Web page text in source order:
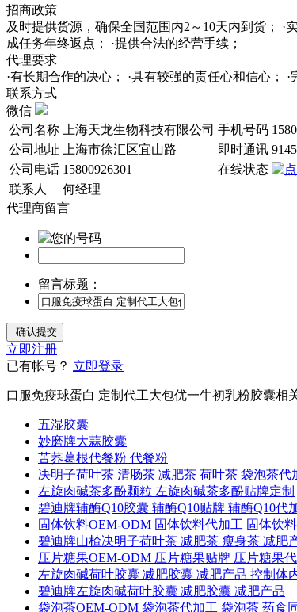
招商政策
及时提供货源，确保全国范围内2～10天内到货；
成任务年终返点； ·提供合法的经营手续；
代理要求
·有长期合作的决心； ·具有较强的责任心和信心；
联系方式
微信
公司名称
上海天龙生物科技有限公司 手机号码
公司地址
上海市徐汇区宜山路 即时通讯
公司电话 15800926301
在线状态
联系人
何经理
代理商留言
您的号码
留言标题：
立即注册
已有帐号？ 立即登录
口服免疫球蛋白 定制代工大包优一牛初乳粉胶囊相
五湿胶囊
妙磨牌大蒜胶囊
苦荞葛根代餐粉 代餐粉
决明子荷叶茶 清肠茶 减肥茶 荷叶茶 袋泡茶
左旋肉碱茶多酚颗粒 左旋肉碱茶多酚贴牌定制
碧迪牌辅酶Q10胶囊 辅酶Q10贴牌 辅酶Q10代
固体饮料OEM-ODM 固体饮料代加工 固体饮
碧迪牌山楂决明子荷叶茶 减肥茶 瘦身茶 减肥
压片糖果OEM-ODM 压片糖果贴牌 压片糖果
左旋肉碱荷叶胶囊 减肥胶囊 减肥产品 控制体
碧迪牌左旋肉碱荷叶胶囊 减肥胶囊 减肥产品
袋泡茶OEM-ODM 袋泡茶代加工 袋泡茶 药食